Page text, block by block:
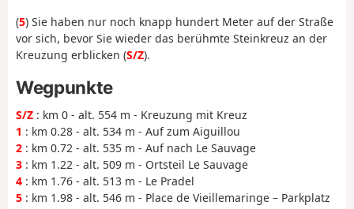
(5) Sie haben nur noch knapp hundert Meter auf der Straße
vor sich, bevor Sie wieder das berühmte Steinkreuz an der
Kreuzung erblicken (S/Z).
Wegpunkte
S/Z : km 0 - alt. 554 m - Kreuzung mit Kreuz
1 : km 0.28 - alt. 534 m - Auf zum Aiguillou
2 : km 0.72 - alt. 535 m - Auf nach Le Sauvage
3 : km 1.22 - alt. 509 m - Ortsteil Le Sauvage
4 : km 1.76 - alt. 513 m - Le Pradel
5 : km 1.98 - alt. 546 m - Place de Vieillemaringe – Parkplatz